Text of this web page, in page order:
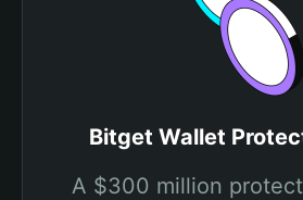
Bitget Wallet
A $300 million